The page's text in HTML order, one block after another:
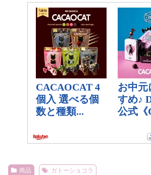
商品 ガトーショコラ